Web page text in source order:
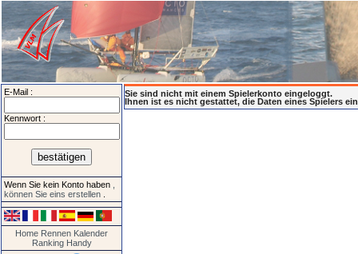
E-Mail :
Kennwort :
Wenn Sie kein Konto haben
können Sie eins erstellen
Home Rennen Kalender
Ranking Handy
Sie sind nicht mit einem Spielerkonto eingeloggt.
Ihnen ist es nicht gestattet, die Daten eines Spielers